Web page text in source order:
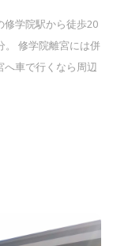
修学院駅から徒歩20
。 修学院離宮には併
車で行くなら周辺